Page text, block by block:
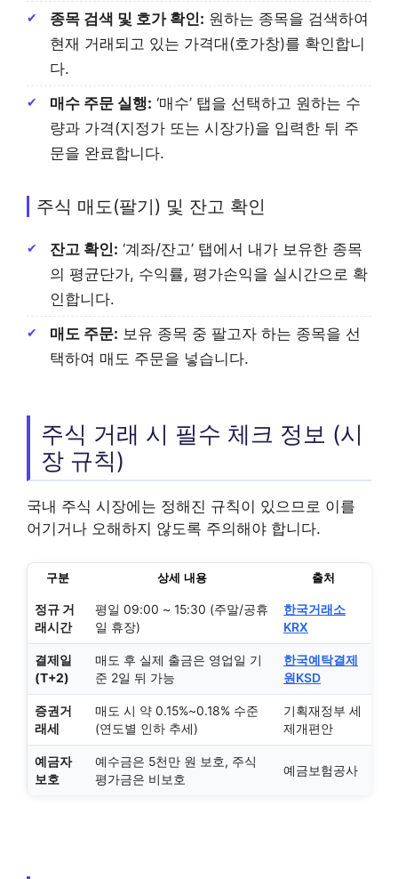
종목 검색 및 호가 확인: 원하는 종목을 검색하여
현재 거래되고 있는 가격대(호가창)를 확인합니
다.
매수 주문 실행: ‘매수’ 탭을 선택하고 원하는 수
량과 가격(지정가 또는 시장가)을 입력한 뒤 주
문을 완료합니다.
주식 매도(팔기) 및 잔고 확인
잔고 확인: ‘계좌/잔고’ 탭에서 내가 보유한 종목
의 평균단가, 수익률, 평가손익을 실시간으로 확
인합니다.
매도 주문: 보유 종목 중 팔고자 하는 종목을 선
택하여 매도 주문을 넣습니다.
주식 거래 시 필수 체크 정보 (시
장 규칙)
국내 주식 시장에는 정해진 규칙이 있으므로 이를
어기거나 오해하지 않도록 주의해야 합니다.
구분 상세 내용 출처
정규 거
래시간
평일 09:00 ~ 15:30 (주말/공휴
일 휴장)
한국거래소
KRX
결제일
(T+2)
매도 후 실제 출금은 영업일 기
준 2일 뒤 가능
한국예탁결제
원KSD
증권거
래세
매도 시 약 0.15%~0.18% 수준
(연도별 인하 추세)
기획재정부 세
제개편안
예금자
보호
예수금은 5천만 원 보호, 주식
평가금은 비보호
예금보험공사